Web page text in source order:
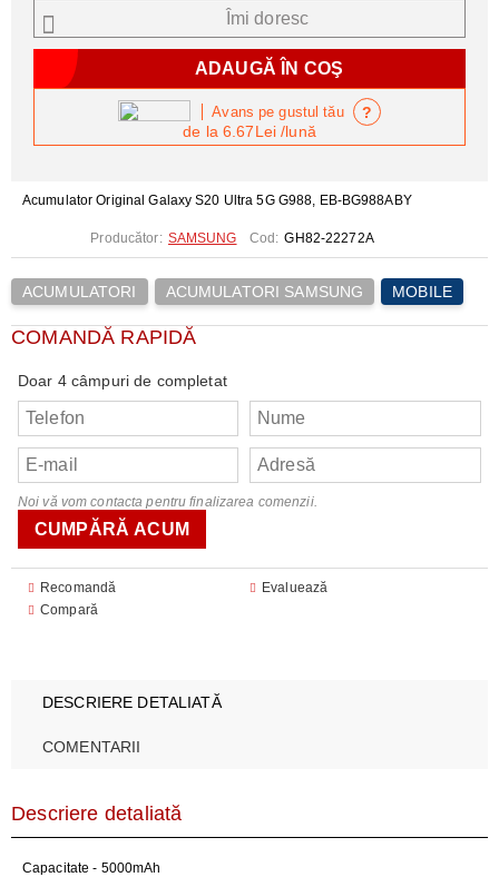
Acumulator Original Galaxy S20 Ultra 5G G988, EB-BG988ABY
Producător: SAMSUNG Cod: GH82-22272A
ACUMULATORI ACUMULATORI SAMSUNG MOBILE
COMANDĂ RAPIDĂ
Doar 4 câmpuri de completat
Noi vă vom contacta pentru finalizarea comenzii.
Recomandă
Evaluează
Compară
Îmi doresc
de la 6.67Lei/lună
Avans pe gustul tău ?
DESCRIERE DETALIATĂ
COMENTARII
Descriere detaliată
Capacitate - 5000mAh